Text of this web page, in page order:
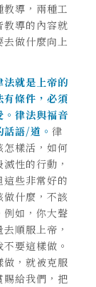
導，兩種工
教導的內容就
做什麼向上
法就是上帝的
有條件，必須
。律法與福音
語/道。 律
怎樣活，如何
性的行動，
些非常好的
什麼，不該
如，你大聲
順服上帝，
要這樣做。
，就被克服
賜給我們，把